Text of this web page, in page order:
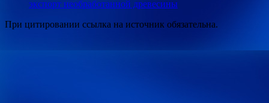
экспорт необработанной древесины
При цитировании ссылка на источник обязательна.